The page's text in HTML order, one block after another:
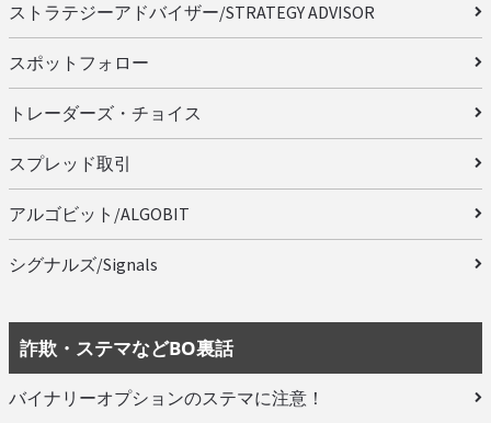
ストラテジーアドバイザー/STRATEGY ADVISOR
スポットフォロー
トレーダーズ・チョイス
スプレッド取引
アルゴビット/ALGOBIT
シグナルズ/Signals
詐欺・ステマなどBO裏話
バイナリーオプションのステマに注意！